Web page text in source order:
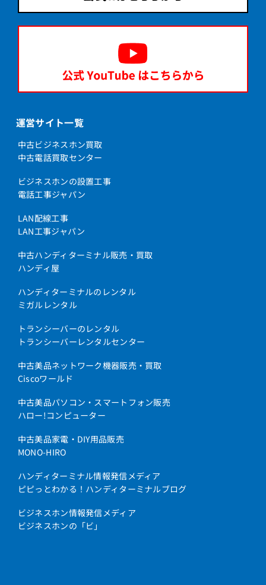
運営サイト一覧
中古ビジネスホン買取
中古電話買取センター
ビジネスホンの設置工事
電話工事ジャパン
LAN配線工事
LAN工事ジャパン
中古ハンディターミナル販売・買取
ハンディ屋
ハンディターミナルのレンタル
ミガルレンタル
トランシーバーのレンタル
トランシーバーレンタルセンター
中古美品ネットワーク機器販売・買取
Ciscoワールド
中古美品パソコン・スマートフォン販売
ハロー!コンピューター
中古美品家電・DIY用品販売
MONO-HIRO
ハンディターミナル情報発信メディア
ピピっとわかる！ハンディターミナルブログ
ビジネスホン情報発信メディア
ビジネスホンの「ビ」